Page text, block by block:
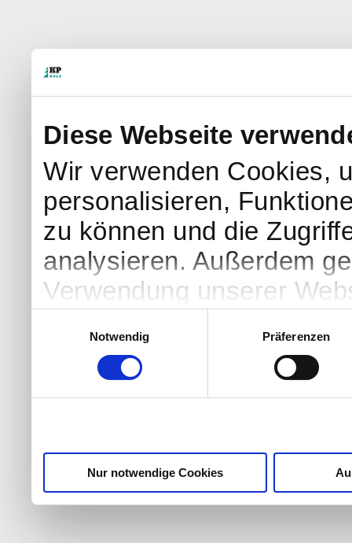
Diese Webseite
Wir verwenden Cookies,
personalisieren,
zu können und die
analysieren. Außerdem
Verwendung unserer
Partner führen diese
weiteren Daten
Notwendig
Präferenzen
Nur notwendige Cookies